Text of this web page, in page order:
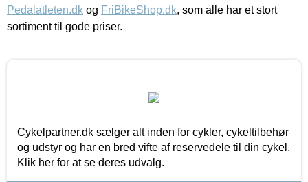
Pedalatleten.dk og FriBikeShop.dk, som alle har et stort
sortiment til gode priser.
Cykelpartner.dk sælger alt inden for cykler, cykeltilbehør
og udstyr og har en bred vifte af reservedele til din cykel.
Klik her for at se deres udvalg.